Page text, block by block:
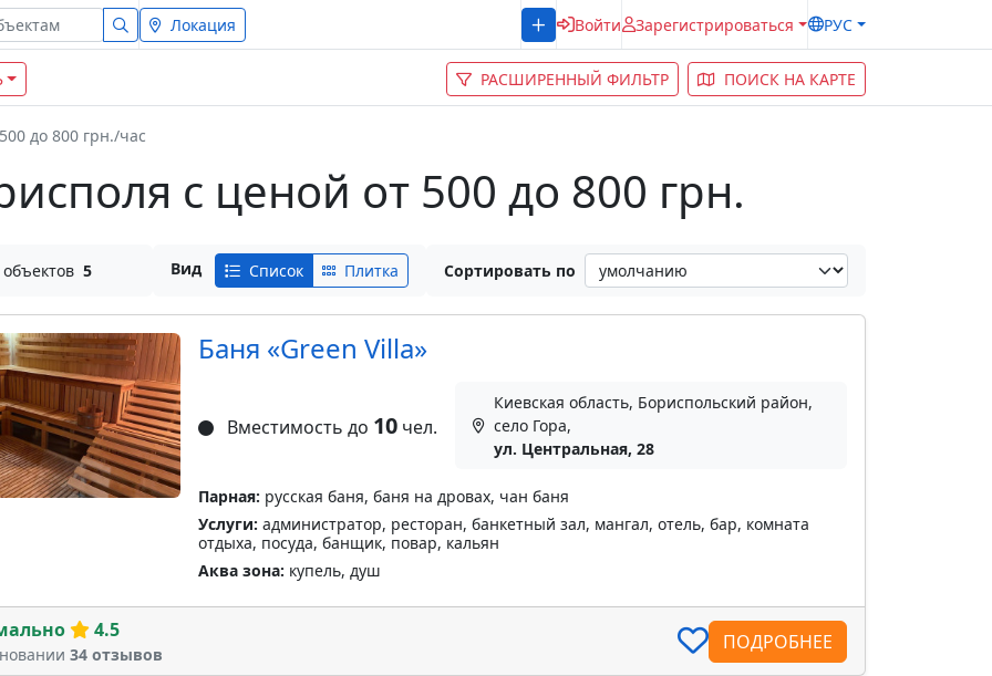
Локация Войти Зарегистрироваться РУС
РАСШИРЕННЫЙ ФИЛЬТР ПОИСК НА КАРТЕ
до 800 грн./час
с ценой от 500 до 800 грн.
объектов 5 Вид Список Плитка Сортировать по
Баня «Green Villa»
Вместимость до 10чел.
Киевская область, Бориспольский район,
село Гора,
ул. Центральная, 28
Парная: русская баня, баня на дровах, чан баня
Услуги: администратор, ресторан, банкетный зал, мангал, отель, бар, комната
отдыха, посуда, банщик, повар, кальян
Аква зона: купель, душ
4.5
34 отзывов
ПОДРОБНЕЕ